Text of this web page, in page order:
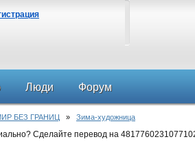
Люди Форум
БЕЗ ГРАНИЦ » Зима-художница
Сделайте перевод на